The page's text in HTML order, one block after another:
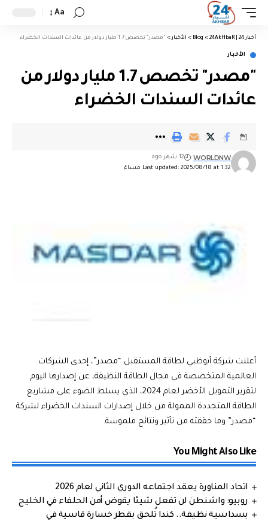
Aa
أخبار 24 | 24AkHbaR >
Blog
> الأخبار > "مصدر" تخصص 1.7 مليار دولار من عائدات السندات الخضراء
الأخبار
"مصدر" تخصص 1.7 مليار دولار من
عائدات السندات الخضراء
Last updated: 2025/08/18 at 1:32 مساءً
WORLDNW 12 شهر ago
أعلنت شركة أبوظبي لطاقة المستقبل “مصدر”، إحدى الشركات
العالمية المتخصصة في مجال الطاقة النظيفة، عن إصدارها اليوم
لتقرير التمويل الأخضر لعام 2024، الذي يسلط الضوء على مشاريع
الطاقة المتجددة الممولة من خلال إصدارات السندات الخضراء لشركة
“مصدر” وما حققته من تأثير ونتائج ملموسة.
You Might Also Like
اتحاد المناورة يعقد اجتماعه الدوري الثاني لعام 2026
روبيو: واشنطن لن تفعل شيئا يقوض أمن الحلفاء في الخليج
بسداسية نظيفة.. كندا تُلحق بقطر خسارة قاسية في